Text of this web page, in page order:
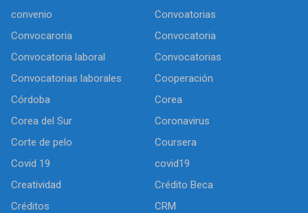
convenio
Convoatorias
Convocaroria
Convocatoria
Convocatoria laboral
Convocatorias
Convocatorias laborales
Cooperación
Córdoba
Corea
Corea del Sur
Coronavirus
Corte de pelo
Coursera
Covid 19
covid19
Creatividad
Crédito Beca
Créditos
CRM